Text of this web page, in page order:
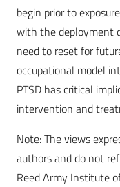
begin prior to
with the deployment
need to reset for
occupational model
PTSD has critical
intervention and
Note: The views
authors and do not
Reed Army Institute